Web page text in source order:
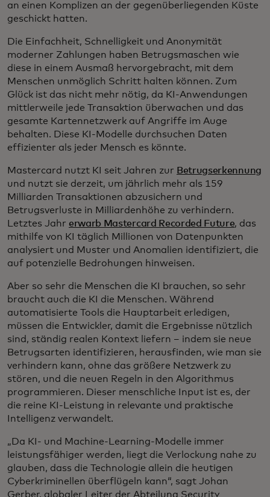
an einen Komplizen an der gegenüberliegenden Küste
geschickt hatten.
Die Einfachheit, Schnelligkeit und Anonymität
moderner Zahlungen haben Betrugsmaschen wie
diese in einem Ausmaß hervorgebracht, mit dem
Menschen unmöglich Schritt halten können. Zum
Glück ist das nicht mehr nötig, da KI-Anwendungen
mittlerweile jede Transaktion überwachen und das
gesamte Kartennetzwerk auf Angriffe im Auge
behalten. Diese KI-Modelle durchsuchen Daten
effizienter als jeder Mensch es könnte.
Mastercard nutzt KI seit Jahren zur Betrugserkennung
und nutzt sie derzeit, um jährlich mehr als 159
Milliarden Transaktionen abzusichern und
Betrugsverluste in Milliardenhöhe zu verhindern.
Letztes Jahr erwarb Mastercard Recorded Future, das
mithilfe von KI täglich Millionen von Datenpunkten
analysiert und Muster und Anomalien identifiziert, die
auf potenzielle Bedrohungen hinweisen.
Aber so sehr die Menschen die KI brauchen, so sehr
braucht auch die KI die Menschen. Während
automatisierte Tools die Hauptarbeit erledigen,
müssen die Entwickler, damit die Ergebnisse nützlich
sind, ständig realen Kontext liefern – indem sie neue
Betrugsarten identifizieren, herausfinden, wie man sie
verhindern kann, ohne das größere Netzwerk zu
stören, und die neuen Regeln in den Algorithmus
programmieren. Dieser menschliche Input ist es, der
die reine KI-Leistung in relevante und praktische
Intelligenz verwandelt.
„Da KI- und Machine-Learning-Modelle immer
leistungsfähiger werden, liegt die Verlockung nahe zu
glauben, dass die Technologie allein die heutigen
Cyberkriminellen überflügeln kann“, sagt Johan
Gerber, globaler Leiter der Abteilung Security